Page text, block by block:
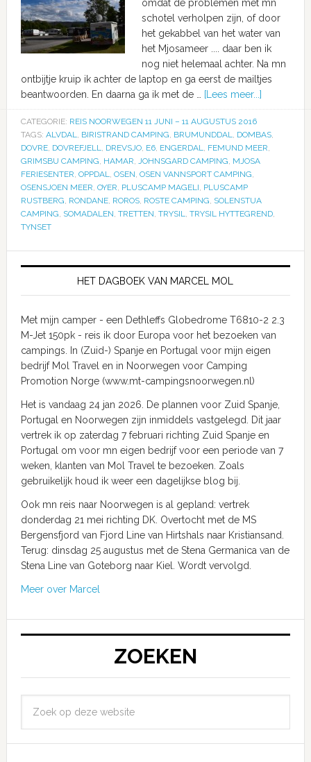
omdat de problemen met mn
schotel verholpen zijn, of door
het gekabbel van het water van
het Mjosameer .... daar ben ik
nog niet helemaal achter. Na mn
ontbijtje kruip ik achter de laptop en ga eerst de mailtjes
beantwoorden. En daarna ga ik met de …
[Lees meer...]
CATEGORIE: REIS NOORWEGEN 11 JUNI – 11 AUGUSTUS 2016
TAGS: ALVDAL, BIRISTRAND CAMPING, BRUMUNDDAL, DOMBAS,
DOVRE, DOVREFJELL, DREVSJO, E6, ENGERDAL, FEMUND MEER,
GRIMSBU CAMPING, HAMAR, JOHNSGARD CAMPING, MJOSA
FERIESENTER, OPPDAL, OSEN, OSEN VANNSPORT CAMPING,
OSENSJOEN MEER, OYER, PLUSCAMP MAGELI, PLUSCAMP
RUSTBERG, RONDANE, ROROS, ROSTE CAMPING, SOLENSTUA
CAMPING, SOMADALEN, TRETTEN, TRYSIL, TRYSIL HYTTEGREND,
TYNSET
HET DAGBOEK VAN MARCEL MOL
Met mijn camper - een Dethleffs Globedrome T6810-2 2.3
M-Jet 150pk - reis ik door Europa voor het bezoeken van
campings. In (Zuid-) Spanje en Portugal voor mijn eigen
bedrijf Mol Travel en in Noorwegen voor Camping
Promotion Norge (www.mt-campingsnoorwegen.nl)
Het is vandaag 24 jan 2026. De plannen voor Zuid Spanje,
Portugal en Noorwegen zijn inmiddels vastgelegd. Dit jaar
vertrek ik op zaterdag 7 februari richting Zuid Spanje en
Portugal om voor mn eigen bedrijf voor een periode van 7
weken, klanten van Mol Travel te bezoeken. Zoals
gebruikelijk houd ik weer een dagelijkse blog bij.
Ook mn reis naar Noorwegen is al gepland: vertrek
donderdag 21 mei richting DK. Overtocht met de MS
Bergensfjord van Fjord Line van Hirtshals naar Kristiansand.
Terug: dinsdag 25 augustus met de Stena Germanica van de
Stena Line van Goteborg naar Kiel. Wordt vervolgd.
Meer over Marcel
ZOEKEN